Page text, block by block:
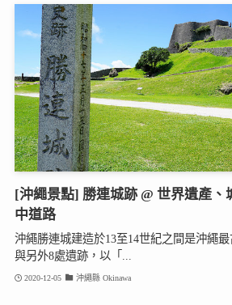
[沖繩景點] 勝連城跡 @ 世界遺產、
中道路
沖繩勝連城建造於13至14世紀之間是沖繩
與另外8處遺跡，以「...
2020-12-05 沖繩縣 Okinawa